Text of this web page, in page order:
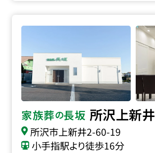
家族葬の長坂 所沢上新井
所沢市上新井2-60-19
小手指駅より徒歩16分